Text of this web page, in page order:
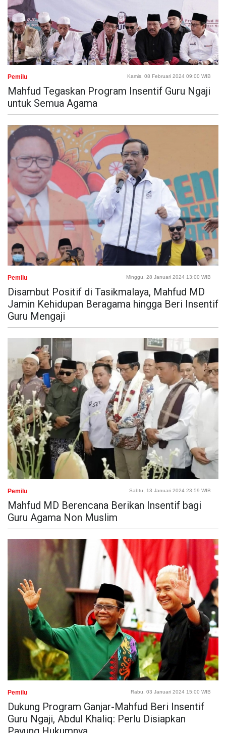
Pemilu Kamis, 08 Februari 2024 09:00 WIB
Mahfud Tegaskan Program Insentif Guru Ngaji
untuk Semua Agama
Pemilu Minggu, 28 Januari 2024 13:00 WIB
Disambut Positif di Tasikmalaya, Mahfud MD
Jamin Kehidupan Beragama hingga Beri Insentif
Guru Mengaji
Pemilu Sabtu, 13 Januari 2024 23:59 WIB
Mahfud MD Berencana Berikan Insentif bagi
Guru Agama Non Muslim
Pemilu Rabu, 03 Januari 2024 15:00 WIB
Dukung Program Ganjar-Mahfud Beri Insentif
Guru Ngaji, Abdul Khaliq: Perlu Disiapkan